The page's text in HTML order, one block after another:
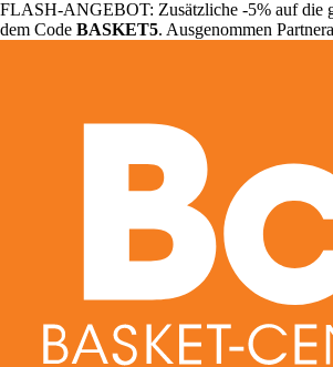
FLASH-ANGEBOT: Zusätzliche -5% auf die
dem Code BASKET5. Ausgenommen